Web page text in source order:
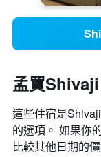
孟買
這些住宿是
的選項。 如果你
比較其他日期的價